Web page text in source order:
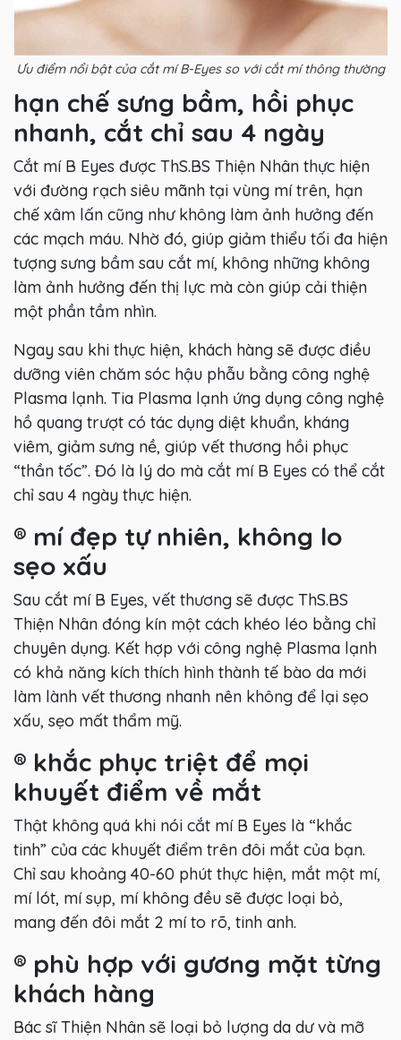
Ưu điểm nổi bật của cắt mí B-Eyes so với cắt mí thông thường
hạn chế sưng bầm, hồi phục
nhanh, cắt chỉ sau 4 ngày
Cắt mí B Eyes được ThS.BS Thiện Nhân thực hiện
với đường rạch siêu mãnh tại vùng mí trên, hạn
chế xâm lấn cũng như không làm ảnh hưởng đến
các mạch máu. Nhờ đó, giúp giảm thiểu tối đa hiện
tượng sưng bầm sau cắt mí, không những không
làm ảnh hưởng đến thị lực mà còn giúp cải thiện
một phần tầm nhìn.
Ngay sau khi thực hiện, khách hàng sẽ được điều
dưỡng viên chăm sóc hậu phẫu bằng công nghệ
Plasma lạnh. Tia Plasma lạnh ứng dụng công nghệ
hồ quang trượt có tác dụng diệt khuẩn, kháng
viêm, giảm sưng nề, giúp vết thương hồi phục
“thần tốc”. Đó là lý do mà cắt mí B Eyes có thể cắt
chỉ sau 4 ngày thực hiện.
® mí đẹp tự nhiên, không lo
sẹo xấu
Sau cắt mí B Eyes, vết thương sẽ được ThS.BS
Thiện Nhân đóng kín một cách khéo léo bằng chỉ
chuyên dụng. Kết hợp với công nghệ Plasma lạnh
có khả năng kích thích hình thành tế bào da mới
làm lành vết thương nhanh nên không để lại sẹo
xấu, sẹo mất thẩm mỹ.
® khắc phục triệt để mọi
khuyết điểm về mắt
Thật không quá khi nói cắt mí B Eyes là “khắc
tinh” của các khuyết điểm trên đôi mắt của bạn.
Chỉ sau khoảng 40-60 phút thực hiện, mắt một mí,
mí lót, mí sụp, mí không đều sẽ được loại bỏ,
mang đến đôi mắt 2 mí to rõ, tinh anh.
® phù hợp với gương mặt từng
khách hàng
Bác sĩ Thiện Nhân sẽ loại bỏ lượng da dư và mỡ